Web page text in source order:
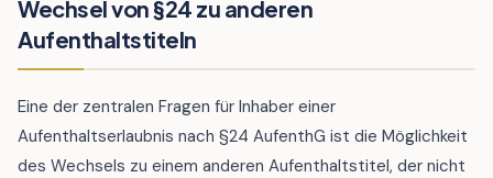
Wechsel von §24 zu anderen
Aufenthaltstiteln
Eine der zentralen Fragen für Inhaber einer
Aufenthaltserlaubnis nach §24 AufenthG ist die Möglichkeit
des Wechsels zu einem anderen Aufenthaltstitel, der nicht